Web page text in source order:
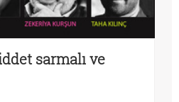
sarmalı ve